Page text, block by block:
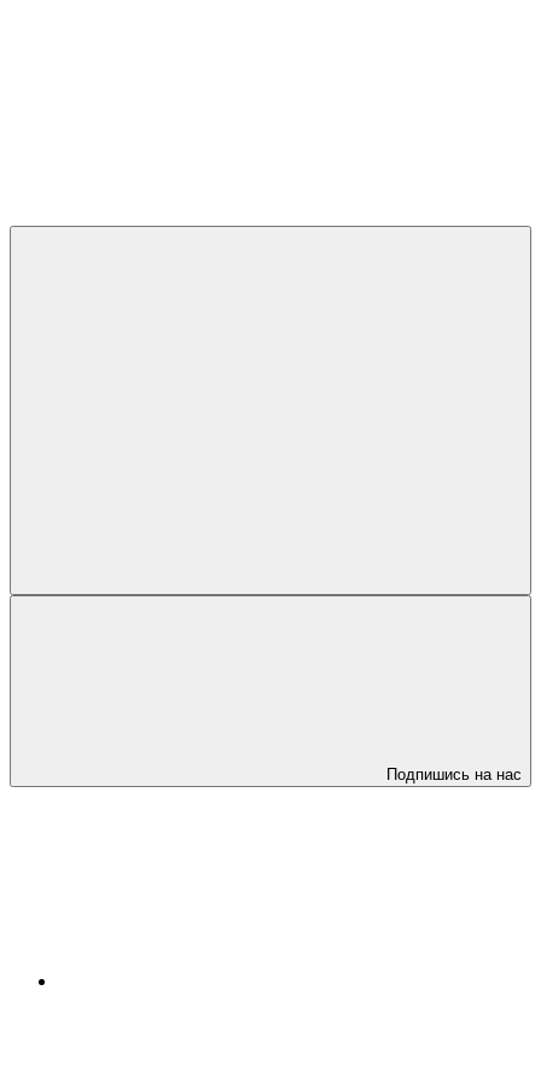
Подпишись на нас